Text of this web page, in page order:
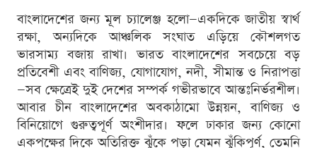
বাংলাদেশের জন্য মূল চ্যালেঞ্জ হলো—একদিকে জাতীয় স্বার্থ
রক্ষা, অন্যদিকে আঞ্চলিক সংঘাত এড়িয়ে কৌশলগত
ভারসাম্য বজায় রাখা। ভারত বাংলাদেশের সবচেয়ে বড়
প্রতিবেশী এবং বাণিজ্য, যোগাযোগ, নদী, সীমান্ত ও নিরাপত্তা
—সব ক্ষেত্রেই দুই দেশের সম্পর্ক গভীরভাবে আন্তঃনির্ভরশীল।
আবার চীন বাংলাদেশের অবকাঠামো উন্নয়ন, বাণিজ্য ও
বিনিয়োগে গুরুত্বপূর্ণ অংশীদার। ফলে ঢাকার জন্য কোনো
একপক্ষের দিকে অতিরিক্ত ঝুঁকে পড়া যেমন ঝুঁকিপূর্ণ, তেমনি